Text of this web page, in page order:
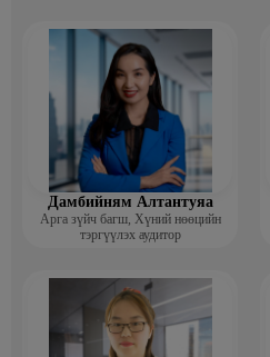
Дамбийням Алтантуяа
Арга зүйч багш, Хүний нөөцийн
тэргүүлэх аудитор